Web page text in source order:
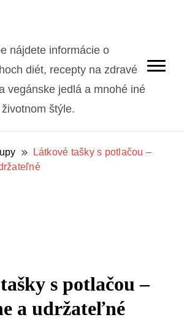
nájdete informácie o
diét, recepty na zdravé
vegánske jedlá a mnohé iné
štýle.
Látkové tašky s potlačou –
s potlačou –
a udržateľné